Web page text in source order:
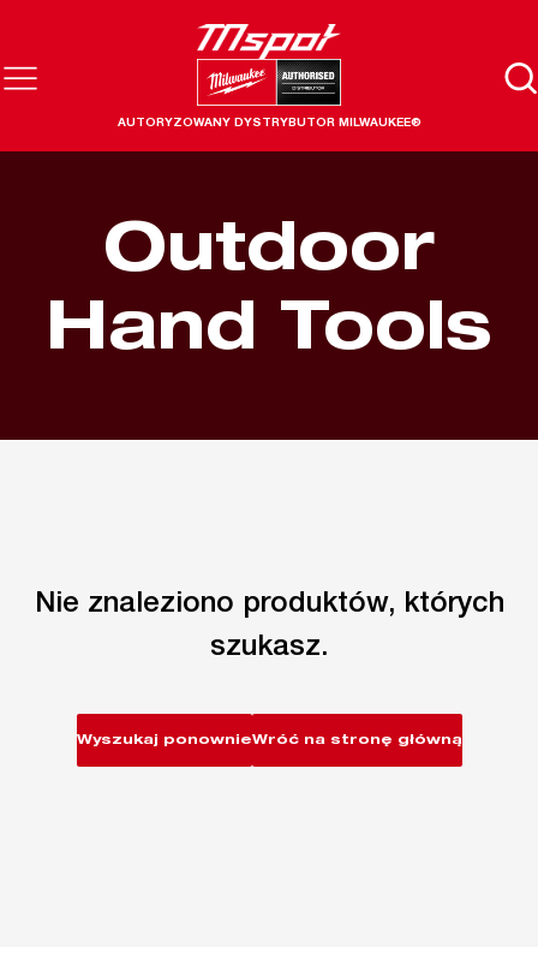
AUTORYZOWANY DYSTRYBUTOR MILWAUKEE®
Outdoor
Hand Tools
Nie znaleziono produktów, których
szukasz.
Wyszukaj ponownieWróć na stronę główną